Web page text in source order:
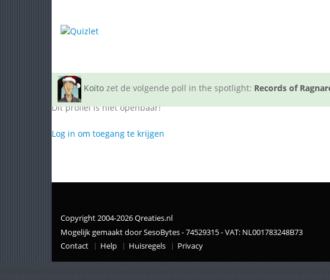
Koito zet de volgende poll in the spotlight: Records of
Dit profiel is niet openbaar!
Log in om toegang te krijgen
Copyright 2004-2026 Qreaties.nl
Mogelijk gemaakt door SesoBytes - 74529315 - VAT: NL001783248B73
Contact
Help Huisregels Privacy